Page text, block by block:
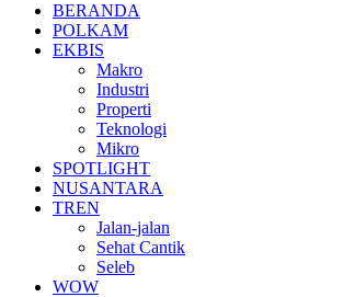
BERANDA
POLKAM
EKBIS
Makro
Industri
Properti
Teknologi
Mikro
SPOTLIGHT
NUSANTARA
TREN
Jalan-jalan
Sehat Cantik
Seleb
WOW